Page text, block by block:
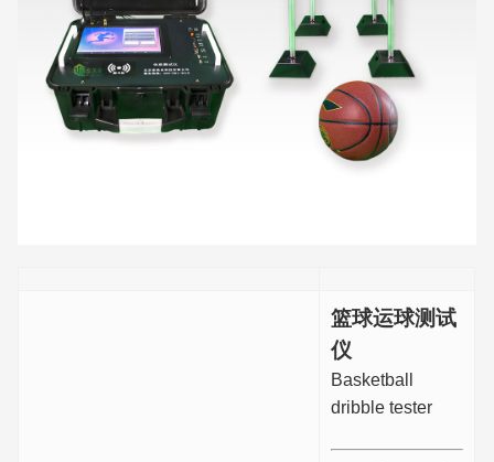
篮球运球测试
仪
Basketball
dribble tester